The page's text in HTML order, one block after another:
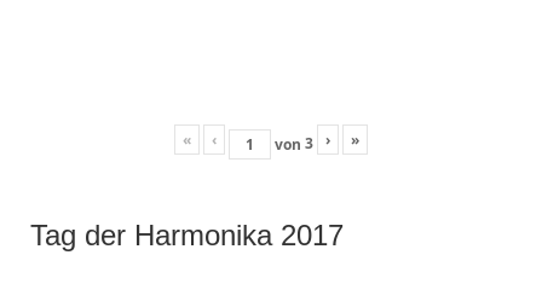
« ‹ von 3 › »
Tag der Harmonika 2017